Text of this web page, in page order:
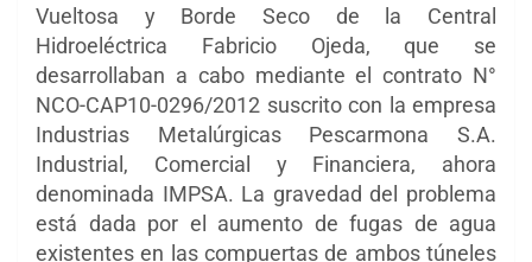
Vueltosa y Borde Seco de la Central
Hidroeléctrica Fabricio Ojeda, que se
desarrollaban a cabo mediante el contrato N°
NCO-CAP10-0296/2012 suscrito con la empresa
Industrias Metalúrgicas Pescarmona S.A.
Industrial, Comercial y Financiera, ahora
denominada IMPSA. La gravedad del problema
está dada por el aumento de fugas de agua
existentes en las compuertas de ambos túneles